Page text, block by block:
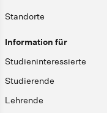
Standorte
Information für
Studieninteressierte
Studierende
Lehrende